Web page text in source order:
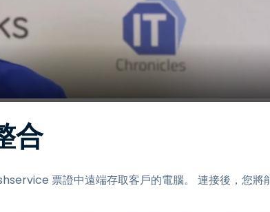
合
票證中遠端存取客戶的電腦。 連接後，您將